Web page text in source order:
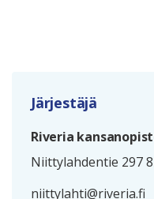
Järjestäjä
Riveria
Niittylahdentie 297
niittylahti@riveria.fi